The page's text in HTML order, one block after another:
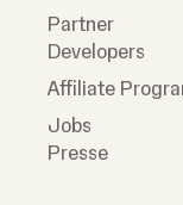
Partner
Developers
Affiliate
Jobs
Presse